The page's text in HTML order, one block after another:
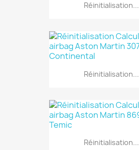
Réinitialisation...
Réinitialisation...
Réinitialisation...